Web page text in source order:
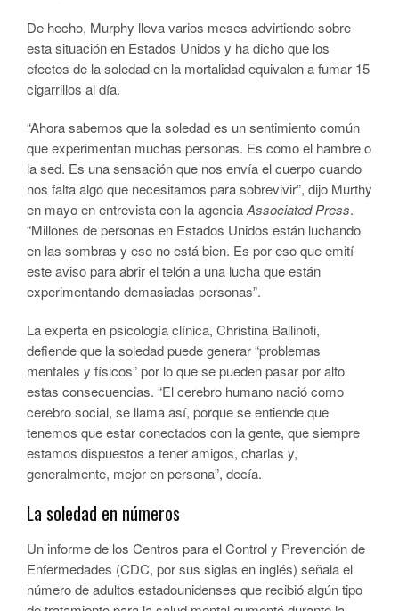
De hecho, Murphy lleva varios meses advirtiendo sobre
esta situación en Estados Unidos y ha dicho que los
efectos de la soledad en la mortalidad equivalen a fumar 15
cigarrillos al día.
“Ahora sabemos que la soledad es un sentimiento común
que experimentan muchas personas. Es como el hambre o
la sed. Es una sensación que nos envía el cuerpo cuando
nos falta algo que necesitamos para sobrevivir”, dijo Murthy
en mayo en entrevista con la agenciaAssociated Press.
“Millones de personas en Estados Unidos están luchando
en las sombras y eso no está bien. Es por eso que emití
este aviso para abrir el telón a una lucha que están
experimentando demasiadas personas”.
La experta en psicología clínica, Christina Ballinoti,
defiende que la soledad puede generar “problemas
mentales y físicos” por lo que se pueden pasar por alto
estas consecuencias. “El cerebro humano nació como
cerebro social, se llama así, porque se entiende que
tenemos que estar conectados con la gente, que siempre
estamos dispuestos a tener amigos, charlas y,
generalmente, mejor en persona”, decía.
La soledad en números
Un informe de los Centros para el Control y Prevención de
Enfermedades (CDC, por sus siglas en inglés) señala el
número de adultos estadounidenses que recibió algún tipo